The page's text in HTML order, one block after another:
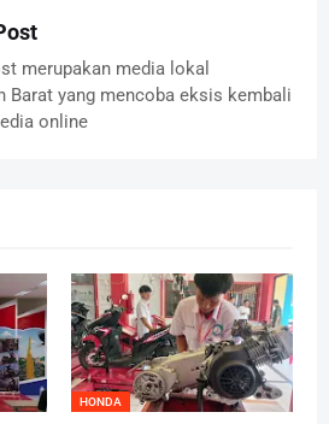
merupakan media lokal
Barat yang mencoba eksis kembali
online
HONDA